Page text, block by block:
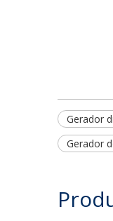
Gerador
Gerador